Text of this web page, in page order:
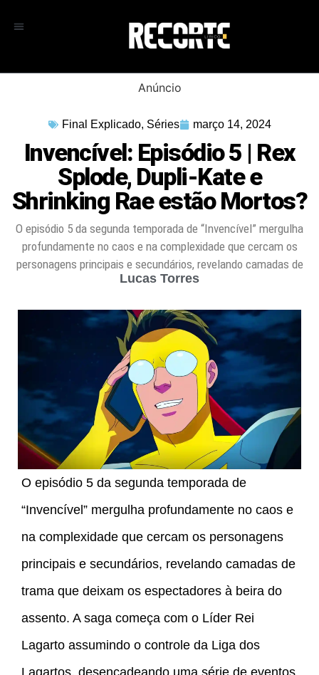
Anúncio
Final Explicado, Séries março 14, 2024
Invencível: Episódio 5 | Rex
Splode, Dupli-Kate e
Shrinking Rae estão Mortos?
O episódio 5 da segunda temporada de “Invencível” mergulha
profundamente no caos e na complexidade que cercam os
personagens principais e secundários, revelando camadas de
Lucas Torres
O episódio 5 da segunda temporada de
“Invencível” mergulha profundamente no caos e
na complexidade que cercam os personagens
principais e secundários, revelando camadas de
trama que deixam os espectadores à beira do
assento. A saga começa com o Líder Rei
Lagarto assumindo o controle da Liga dos
Lagartos, desencadeando uma série de eventos